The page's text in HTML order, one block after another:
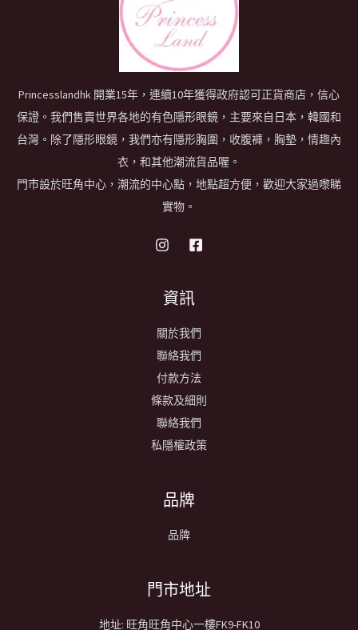
Princesslandhk 開業15年，連續10年獲得政府認可正貨商店，信心
保證。我們售賣世界各地的有色隱形眼鏡，主要來自日本，韓國和
台灣。除了隱形眼鏡，我們亦有隱形胸圍，收腹褲，胸墊，情趣內
衣，和其他潮流貨品喔。
門市設於旺角中心，潮流的中心點，地點超方便，歡迎大家過嚟睇
實物。
資訊
關於我們
聯絡我們
付款方法
條款及細則
聯絡我們
私隱權政策
品牌
品牌
​門市地址
地址: 旺角旺角中心一樓FK9-FK10